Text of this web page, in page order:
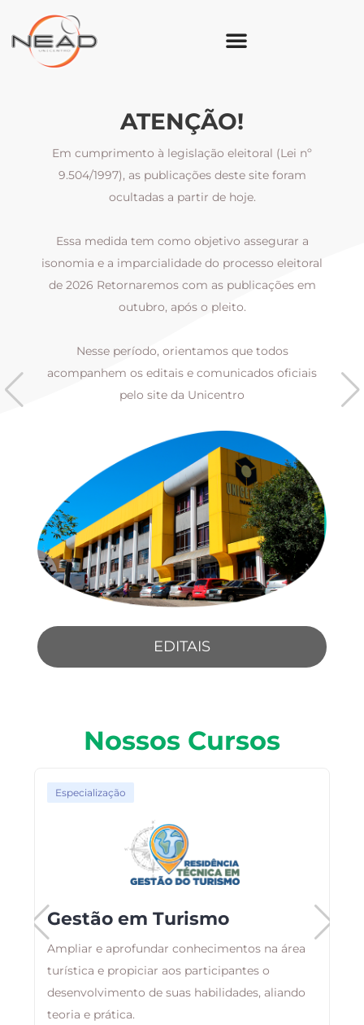
ATENÇÃO!
Em cumprimento à legislação eleitoral (Lei nº
9.504/1997), as publicações deste site foram
ocultadas a partir de hoje.
Essa medida tem como objetivo assegurar a
isonomia e a imparcialidade do processo eleitoral
de 2026 Retornaremos com as publicações em
outubro, após o pleito.
Nesse período, orientamos que todos
acompanhem os editais e comunicados oficiais
pelo site da Unicentro
EDITAIS
Nossos Cursos
Especialização
Gestão em Turismo
Ampliar e aprofundar conhecimentos na área
turística e propiciar aos participantes o
desenvolvimento de suas habilidades, aliando
teoria e prática.